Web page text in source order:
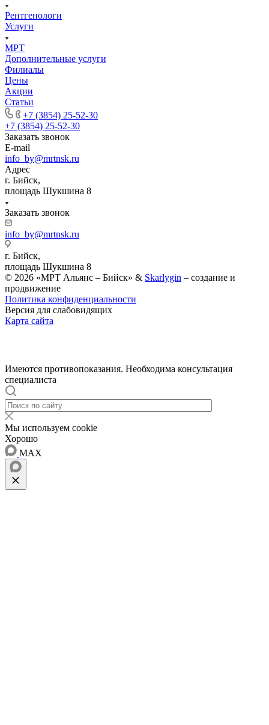
Рентгенологи
Услуги
МРТ
Дополнительные услуги
Филиалы
Цены
Акции
Статьи
+7 (3854) 25-52-30
+7 (3854) 25-52-30
Заказать звонок
E-mail
info_by@mrtnsk.ru
Адрес
г. Бийск,
площадь Шукшина 8
Заказать звонок
info_by@mrtnsk.ru
г. Бийск,
площадь Шукшина 8
© 2026 «МРТ Альянс – Бийск» & Skarlygin – создание и
продвижение
Политика конфиденциальности
Версия для слабовидящих
Карта сайта
Имеются противопоказания. Необходима консультация
специалиста
Мы используем cookie
Хорошо
MAX